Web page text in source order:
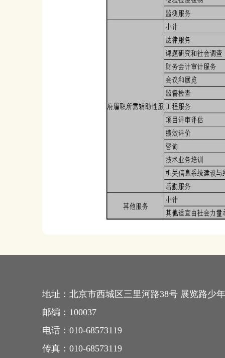
地址： 北京市西城区三里河路38号 展览路少
邮编： 100037
电话： 010-68573119
传真： 010-68573119